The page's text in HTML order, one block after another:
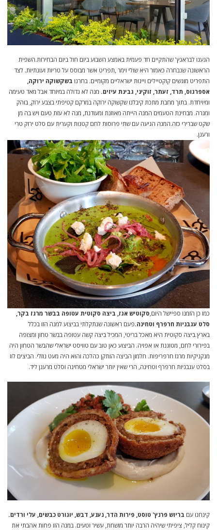
הגענו לבראנץ' שהתקיים חד פעמית באמצע השבוע ביום חול ביום הבחירות.השפית
הראשונה שנבחרה כאמור היא שולי וימר ,תפריט אשר מבוסס על טריות ועונתיות. לצד
התפריט מוגשים קוקטיילים ויינות ישראליים מקומיים. בחרנו בשקשוקה ירוקה,
אספרגוס, תרד, זעתר, זוקיני, גבינת עיזים. מנה לא גדולה במיוחד אבל מאד טעימה
ומיויחדת. בתוך מחבת מתכת קיבלנו שקשוקה ירוקה במרקם קטיפתי בצבע ירוק, בוהק
ומגרה. מבחינת הטעמים המנה הייתה מאוזנת ומעודנת, מנה לא עזת טעם ויש בה מן
שקט שברירי כזה.המנה הגיעה עם שתי פרוסות לחם קטנות וקערית עם סלט ירוק טרי
ורענן.
כמו כן הזמנו ספיישל היום,סקוטיש אגז, ביצה סקוטית עטופה בבשר מרגז בקר,
סלט עגבניות חרפרף וטחינה.פעם ראשונה שנתקלתי בביצוע למנה הזו בכלל
בארץ.ביצה סקוטית היא מאכל בריטי, המכיל ביצה קשה עטופה בבשר טחון ומצופה
בפירורי לחם, מטוגנת או אפויה. הביצוע כאן טוב עם טוויסט ישראלי שהבשר הטחון היה
מנקניקיות מרגז חרפריפות. חלמון הביצה הותקן כהלכה והוא היה מעט נוזלי. הביצים לוו
בסלט עגבניות חרפרף וטחינה, הרי שאין יותר ישראלי מטחינה וסלט מרענן ליד.
קינחנו עם בריוש פרנץ' טוסט, פירות הדר, נענע, דבש, יוגורט כבשים, עלי ורדים.
קינוח קליל, ציפיתי שיהיה הרבה יותר מושחת, עשיר וטעים. במנה הזו פחות אהבתי את